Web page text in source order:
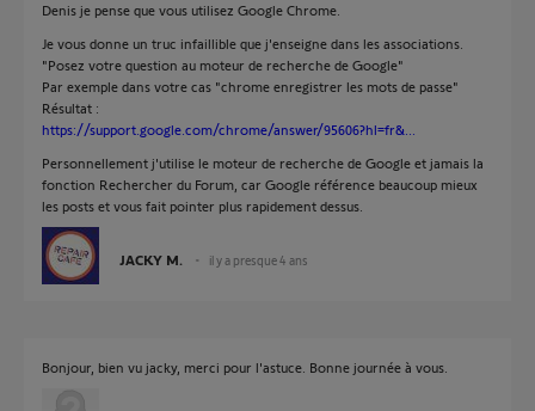
Denis je pense que vous utilisez Google Chrome.
Je vous donne un truc infaillible que j'enseigne dans les associations.
"Posez votre question au moteur de recherche de Google"
Par exemple dans votre cas "chrome enregistrer les mots de passe"
Résultat :
https://support.google.com/chrome/answer/95606?hl=fr&...
Personnellement j'utilise le moteur de recherche de Google et jamais la
fonction Rechercher du Forum, car Google référence beaucoup mieux
les posts et vous fait pointer plus rapidement dessus.
JACKY M. il y a presque 4 ans
Bonjour, bien vu jacky, merci pour l'astuce. Bonne journée à vous.